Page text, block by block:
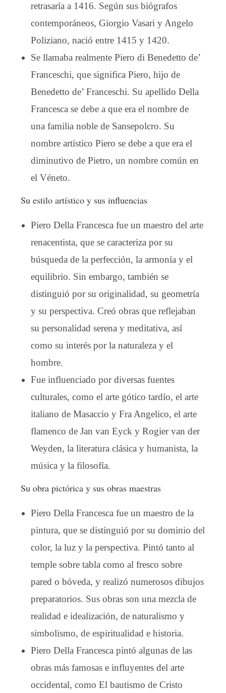
retrasaría a 1416. Según sus biógrafos
contemporáneos, Giorgio Vasari y Angelo
Poliziano, nació entre 1415 y 1420.
Se llamaba realmente Piero di Benedetto de’
Franceschi, que significa Piero, hijo de
Benedetto de’ Franceschi. Su apellido Della
Francesca se debe a que era el nombre de
una familia noble de Sansepolcro. Su
nombre artístico Piero se debe a que era el
diminutivo de Pietro, un nombre común en
el Véneto.
Su estilo artístico y sus influencias
Piero Della Francesca fue un maestro del arte
renacentista, que se caracteriza por su
búsqueda de la perfección, la armonía y el
equilibrio. Sin embargo, también se
distinguió por su originalidad, su geometría
y su perspectiva. Creó obras que reflejaban
su personalidad serena y meditativa, así
como su interés por la naturaleza y el
hombre.
Fue influenciado por diversas fuentes
culturales, como el arte gótico tardío, el arte
italiano de Masaccio y Fra Angelico, el arte
flamenco de Jan van Eyck y Rogier van der
Weyden, la literatura clásica y humanista, la
música y la filosofía.
Su obra pictórica y sus obras maestras
Piero Della Francesca fue un maestro de la
pintura, que se distinguió por su dominio del
color, la luz y la perspectiva. Pintó tanto al
temple sobre tabla como al fresco sobre
pared o bóveda, y realizó numerosos dibujos
preparatorios. Sus obras son una mezcla de
realidad e idealización, de naturalismo y
simbolismo, de espiritualidad e historia.
Piero Della Francesca pintó algunas de las
obras más famosas e influyentes del arte
occidental, como El bautismo de Cristo